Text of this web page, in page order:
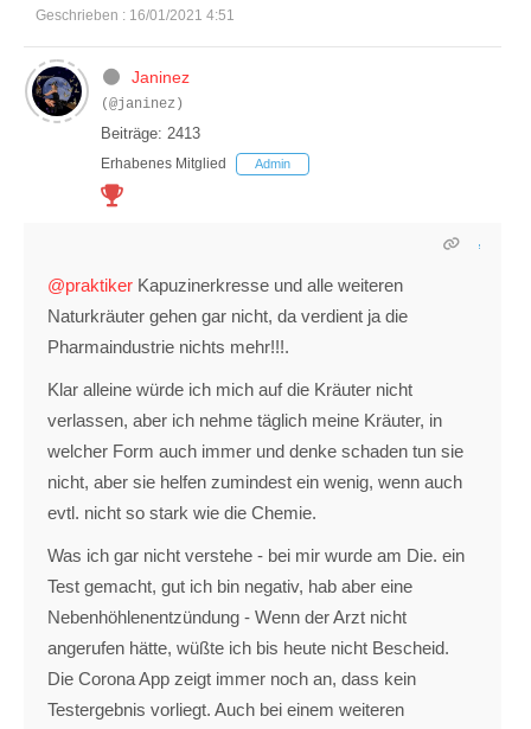
Geschrieben : 16/01/2021 4:51
Janinez
(@janinez)
Beiträge: 2413
Erhabenes Mitglied Admin
@praktiker Kapuzinerkresse und alle weiteren
Naturkräuter gehen gar nicht, da verdient ja die
Pharmaindustrie nichts mehr!!!.
Klar alleine würde ich mich auf die Kräuter nicht
verlassen, aber ich nehme täglich meine Kräuter, in
welcher Form auch immer und denke schaden tun sie
nicht, aber sie helfen zumindest ein wenig, wenn auch
evtl. nicht so stark wie die Chemie.
Was ich gar nicht verstehe - bei mir wurde am Die. ein
Test gemacht, gut ich bin negativ, hab aber eine
Nebenhöhlenentzündung - Wenn der Arzt nicht
angerufen hätte, wüßte ich bis heute nicht Bescheid.
Die Corona App zeigt immer noch an, dass kein
Testergebnis vorliegt. Auch bei einem weiteren